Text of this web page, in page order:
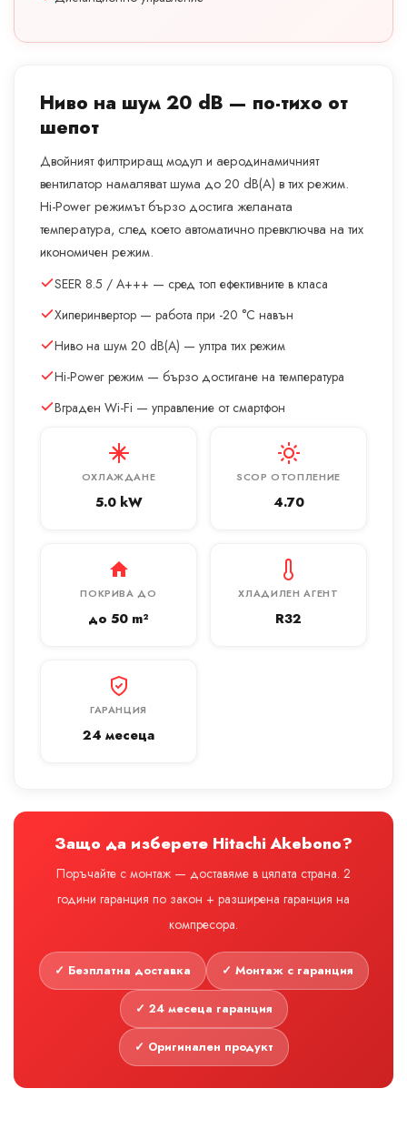
Ниво на шум 20 dB — по-тихо от
шепот
Двойният филтриращ модул и аеродинамичният
вентилатор намаляват шума до 20 dB(A) в тих режим.
Hi-Power режимът бързо достига желаната
температура, след което автоматично превключва на тих
икономичен режим.
SEER 8.5 / A+++ — сред топ ефективните в класа
Хиперинвертор — работа при -20 °C навън
Ниво на шум 20 dB(A) — ултра тих режим
Hi-Power режим — бързо достигане на температура
Вграден Wi-Fi — управление от смартфон
ОХЛАЖДАНЕ
5.0 kW
SCOP ОТОПЛЕНИЕ
4.70
ПОКРИВА ДО
до 50 m²
ХЛАДИЛЕН АГЕНТ
R32
ГАРАНЦИЯ
24 месеца
Защо да изберете Hitachi Akebono?
Поръчайте с монтаж — доставяме в цялата страна. 2
години гаранция по закон + разширена гаранция на
компресора.
✓ Безплатна доставка ✓ Монтаж с гаранция
✓ 24 месеца гаранция
✓ Оригинален продукт